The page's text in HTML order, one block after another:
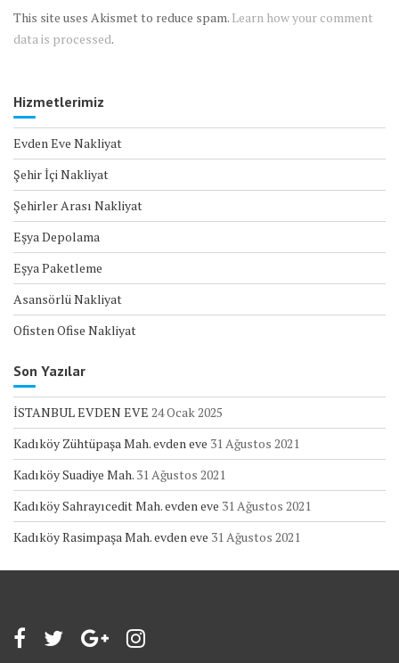
This site uses Akismet to reduce spam. Learn how your comment
data is processed.
Hizmetlerimiz
Evden Eve Nakliyat
Şehir İçi Nakliyat
Şehirler Arası Nakliyat
Eşya Depolama
Eşya Paketleme
Asansörlü Nakliyat
Ofisten Ofise Nakliyat
Son Yazılar
İSTANBUL EVDEN EVE 24 Ocak 2025
Kadıköy Zühtüpaşa Mah. evden eve 31 Ağustos 2021
Kadıköy Suadiye Mah. 31 Ağustos 2021
Kadıköy Sahrayıcedit Mah. evden eve 31 Ağustos 2021
Kadıköy Rasimpaşa Mah. evden eve 31 Ağustos 2021